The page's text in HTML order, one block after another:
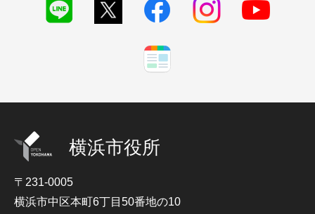
横浜市役所
〒231-0005
横浜市中区本町6丁目50番地の10